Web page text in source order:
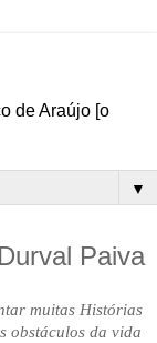
de Araújo [o
▼
Paiva
muitas Histórias
obstáculos da vida